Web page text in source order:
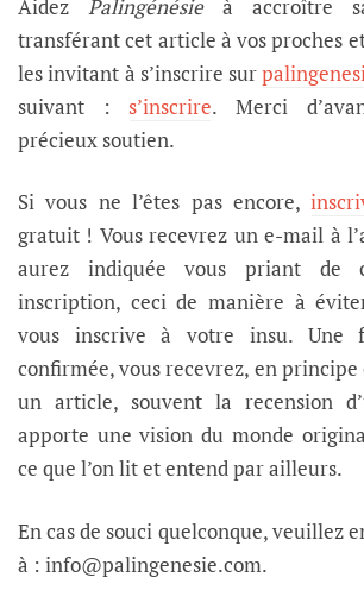
Aidez Palingénésieà accroître
transférant cet article à vos proches
les invitant à s’inscrire sur
suivant : s’inscrire. Merci
précieux soutien.
Si vous ne l’êtes pas encore,
gratuit ! Vous recevrez un e-mail à
aurez indiquée vous priant de
inscription, ceci de manière à
vous inscrive à votre insu. Une
confirmée, vous recevrez, en principe
un article, souvent la recension
apporte une vision du monde
ce que l’on lit et entend par ailleurs.
En cas de souci quelconque, veuillez
à : info@palingenesie.com.